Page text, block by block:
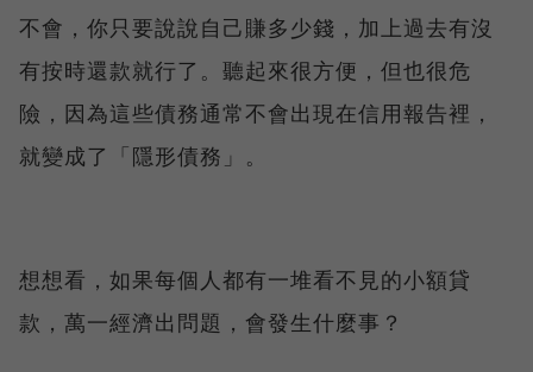
不會，你只要說說自己賺多少錢，加上過去有沒
有按時還款就行了。聽起來很方便，但也很危
險，因為這些債務通常不會出現在信用報告裡，
就變成了「隱形債務」。
想想看，如果每個人都有一堆看不見的小額貸
款，萬一經濟出問題，會發生什麼事？